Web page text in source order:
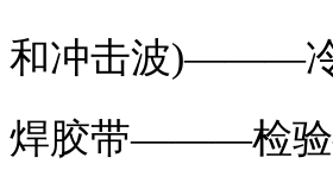
和冲击波)———
焊胶带———检